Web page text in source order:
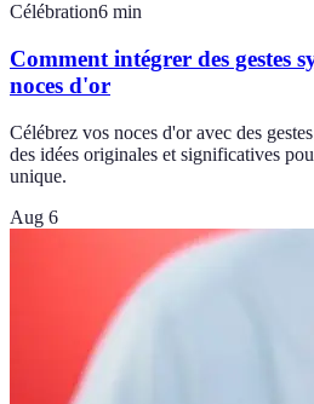
Célébration6 min
Comment intégrer des gestes
noces d'or
Célébrez vos noces d'or avec des
des idées originales et significatives
unique.
Aug 6